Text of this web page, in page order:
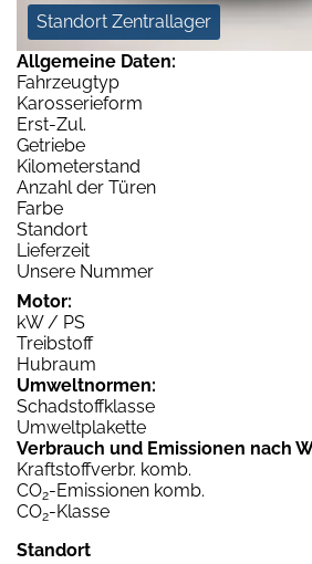
Standort Zentrallager
Allgemeine Daten:
Fahrzeugtyp
Karosserieform
Erst-Zul.
Getriebe
Kilometerstand
Anzahl der Türen
Farbe
Standort
Lieferzeit
Unsere Nummer
Motor:
kW / PS
Treibstoff
Hubraum
Umweltnormen:
Schadstoffklasse
Umweltplakette
Verbrauch und Emissionen nach
Kraftstoffverbr. komb.
CO2-Emissionen komb.
CO2-Klasse
Standort